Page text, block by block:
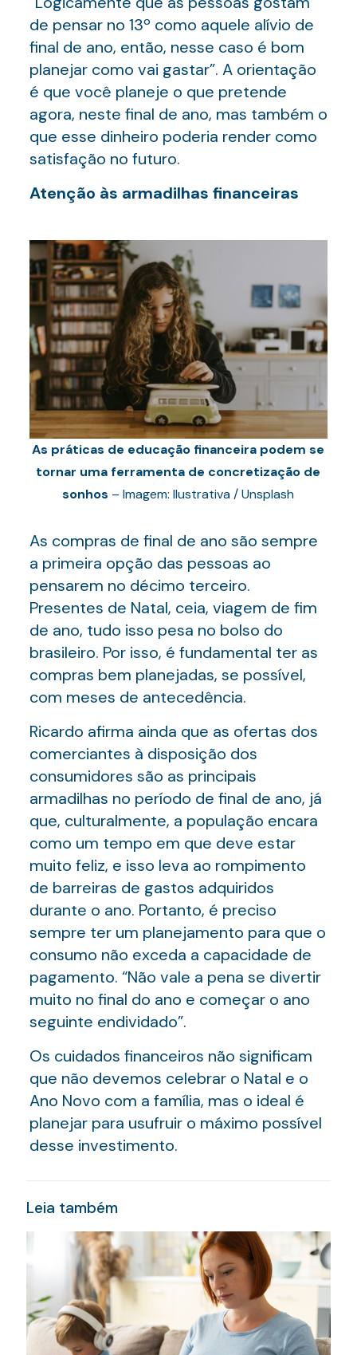
de pensar no 13º como aquele alívio de
final de ano, então, nesse caso é bom
planejar como vai gastar”. A orientação
é que você planeje o que pretende
agora, neste final de ano, mas também o
que esse dinheiro poderia render como
satisfação no futuro.
Atenção às armadilhas financeiras
As práticas de educação financeira podem se
tornar uma ferramenta de concretização de
sonhos – Imagem: Ilustrativa / Unsplash
As compras de final de ano são sempre
a primeira opção das pessoas ao
pensarem no décimo terceiro.
Presentes de Natal, ceia, viagem de fim
de ano, tudo isso pesa no bolso do
brasileiro. Por isso, é fundamental ter as
compras bem planejadas, se possível,
com meses de antecedência.
Ricardo afirma ainda que as ofertas dos
comerciantes à disposição dos
consumidores são as principais
armadilhas no período de final de ano, já
que, culturalmente, a população encara
como um tempo em que deve estar
muito feliz, e isso leva ao rompimento
de barreiras de gastos adquiridos
durante o ano. Portanto, é preciso
sempre ter um planejamento para que o
consumo não exceda a capacidade de
pagamento. “Não vale a pena se divertir
muito no final do ano e começar o ano
seguinte endividado”.
Os cuidados financeiros não significam
que não devemos celebrar o Natal e o
Ano Novo com a família, mas o ideal é
planejar para usufruir o máximo possível
desse investimento.
Leia também